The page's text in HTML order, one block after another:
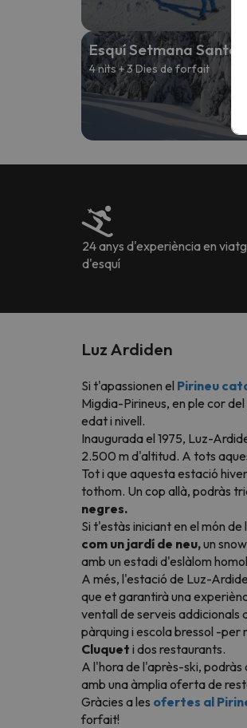
Esquí Setmana Santa
4 nits + 3 Dies de forfait
24 anys d'experiència en
d'esquí
Luz Ardiden
Si t'apassionen el Pirineu
Migdia-Pirineus, en ple cor
edat i nivell.
Inaugurada el 1975, Luz-
2.500 m d'altitud. A tots
Tot i que aquesta estació
tothom. Un cop allà, podràs
negres.
Si t'estàs iniciant en el món
com un jardí de neu,un
amb un estadi d'eslàlom
A més, l'estació de Luz-
que et garantirà una
ventall de serveis addicionals
pàrquing i escola bressol -per
Cluquet i dos restaurants.
A l'hora de l'après-ski,
amb una àmplia oferta de
Gràcies a les ofertes al
forfait!